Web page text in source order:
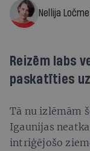
Nellija
Reizēm labs
paskatīties
Tā nu izlēmām
Igaunijas
intriģējošo